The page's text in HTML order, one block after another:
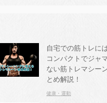
自宅での筋トレに
コンパクトでジャ
ない筋トレマシー
とめ解説！
健康・運動